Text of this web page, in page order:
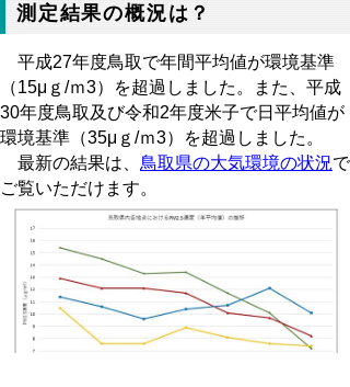
測定結果の概況は？
平成27年度鳥取で年間平均値が環境基準
（15μｇ/ｍ3）を超過しました。また、平成
30年度鳥取及び令和2年度米子で日平均値が
環境基準（35μｇ/ｍ3）を超過しました。
最新の結果は、 鳥取県の大気環境の状況で
ご覧いただけます。